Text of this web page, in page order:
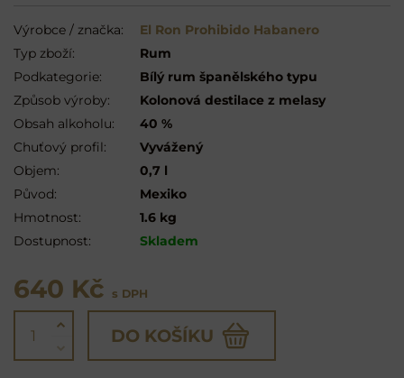
Výrobce / značka:
El Ron Prohibido Habanero
Typ zboží:
Rum
Podkategorie:
Bílý rum španělského typu
Způsob výroby:
Kolonová destilace z melasy
Obsah alkoholu:
40 %
Chuťový profil:
Vyvážený
Objem:
0,7 l
Původ:
Mexiko
Hmotnost:
1.6 kg
Dostupnost:
Skladem
640 Kč s DPH
DO KOŠÍKU